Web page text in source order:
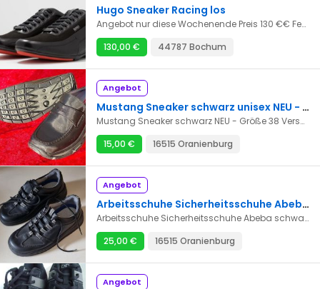
Hugo Sneaker Racing los
Angebot nur diese Wochenende Preis 130 €€ Fest NP 250 € Große 42 Ich verkaufe hier ein Hugo Sneaker Modell Racing Die Schuhe besteht aus Leder kombiniert mit Textilfutter die Sohle Ansicht aus Kunststoff Fütterungsdicke kalt gefüttert Schuhspitze ist rund Die absatsform ist flach Verschluss : Schnürung Das Muster : Unifarben Bitte keine Frage was ist der letzte Preis Wem der Preis nicht passt braucht wirklich nicht zu schreiben .
130,00 €
44787 Bochum
Angebot
Mustang Sneaker schwarz unisex NEU - Größe 38
Mustang Sneaker schwarz NEU - Größe 38 Versandkosten = 5,0 € Der Artikel kann auch in 16515 Oranienburg besichtigt und abgeholt werden. Verkauf wie beschrieben und auf den Fotos dargestellt. Ich bin am Aufräumen! Bitte beachten Sie daher auch meine anderen Angebote! Um immer sofort über meine neuen Inserate informiert zu werden "FOLGEN" Sie mir einfach! Beim Kauf mehrerer Artikel zahlen Sie nur einmal die anfallenden Versandkosten! Privatverkauf - keine Garantie oder Rücknahme! Vielen Dank für Ihr Interesse!
15,00 €
16515 Oranienburg
Angebot
Arbeitsschuhe Sicherheitsschuhe Abeba schwarz - Größe 39
Arbeitsschuhe Sicherheitsschuhe Abeba schwarz - Größe 39 Leder, ohne Stahlkappe, antistatic, gedämmt Versandkosten = 5,0 € Sie können den Artikel auch gerne in Oranienburg besichtigen und abholen. Ich stelle nach und nach viele weitere Sachen ein, da ich am Aufräumen bin. "Folgen" Sie mir daher und werden Sie so immer automatisch über meine neuen Anzeigen informiert! Bei Mehrfachkäufen berechne ich selbstverständlich nur einmal die anfallenden Portokosten! Verkauf wie beschrieben und auf den Fotos abgebildet! Privatverkauf! Garantie und Rücknahme wird hiermit ausdrücklich ausgeschlossen! Vielen Dank!
25,00 €
16515 Oranienburg
Angebot